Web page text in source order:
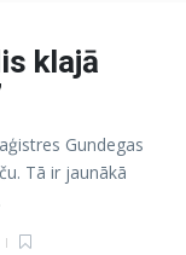
klajā
Gundegas
Tā ir jaunākā